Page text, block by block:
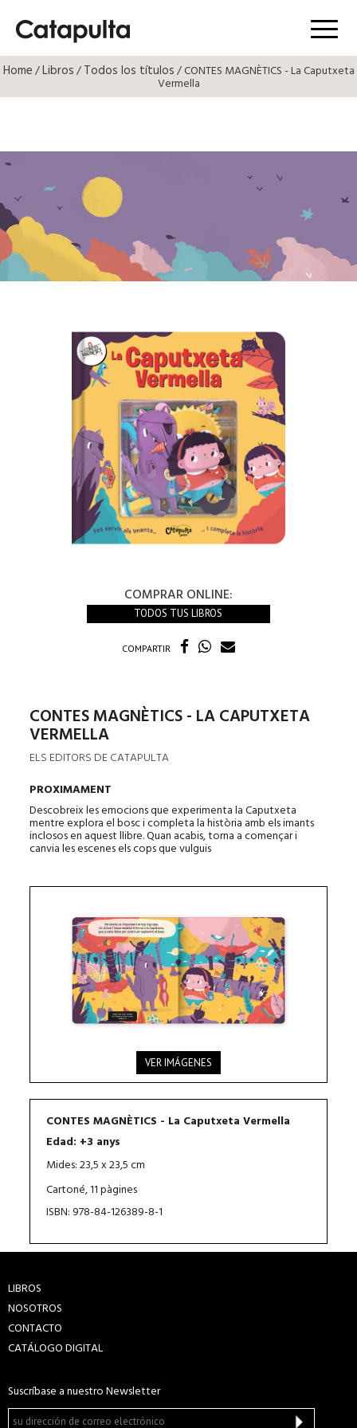
Menú
Home/Libros/Todos los títulos/ CONTES MAGNÈTICS - La Caputxeta
Vermella
COMPRAR ONLINE:
TODOS TUS LIBROS
COMPARTIR
CONTES MAGNÈTICS - LA CAPUTXETA
VERMELLA
ELS EDITORS DE CATAPULTA
PROXIMAMENT
Descobreix les emocions que experimenta la Caputxeta
mentre explora el bosc i completa la història amb els imants
inclosos en aquest llibre. Quan acabis, torna a començar i
canvia les escenes els cops que vulguis
VER IMÁGENES
CONTES MAGNÈTICS - La Caputxeta Vermella
Edad: +3 anys
Mides: 23,5 x 23,5 cm
Cartoné, 11 pàgines
ISBN: 978-84-126389-8-1
LIBROS
NOSOTROS
CONTACTO
CATÁLOGO DIGITAL
Suscríbase a nuestro Newsletter